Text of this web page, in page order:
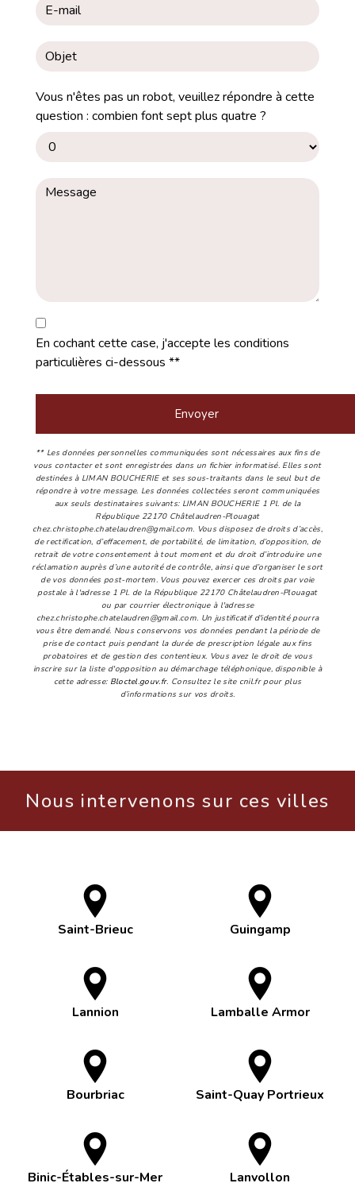
Vous n'êtes pas un robot, veuillez répondre à cette
question : combien font sept plus quatre ?
En cochant cette case, j'accepte les conditions
particulières ci-dessous **
Envoyer
** Les données personnelles communiquées sont nécessaires aux fins de
vous contacter et sont enregistrées dans un fichier informatisé. Elles sont
destinées à LIMAN BOUCHERIE et ses sous-traitants dans le seul but de
répondre à votre message. Les données collectées seront communiquées
aux seuls destinataires suivants: LIMAN BOUCHERIE 1 Pl. de la
République 22170 Châtelaudren-Plouagat
chez.christophe.chatelaudren@gmail.com. Vous disposez de droits d’accès,
de rectification, d’effacement, de portabilité, de limitation, d’opposition, de
retrait de votre consentement à tout moment et du droit d’introduire une
réclamation auprès d’une autorité de contrôle, ainsi que d’organiser le sort
de vos données post-mortem. Vous pouvez exercer ces droits par voie
postale à l'adresse 1 Pl. de la République 22170 Châtelaudren-Plouagat
ou par courrier électronique à l'adresse
chez.christophe.chatelaudren@gmail.com. Un justificatif d'identité pourra
vous être demandé. Nous conservons vos données pendant la période de
prise de contact puis pendant la durée de prescription légale aux fins
probatoires et de gestion des contentieux. Vous avez le droit de vous
inscrire sur la liste d'opposition au démarchage téléphonique, disponible à
cette adresse: Bloctel.gouv.fr. Consultez le site cnil.fr pour plus
d’informations sur vos droits.
Nous intervenons sur ces villes
Saint-Brieuc Guingamp
Lannion Lamballe Armor
Bourbriac Saint-Quay Portrieux
Binic-Étables-sur-Mer Lanvollon